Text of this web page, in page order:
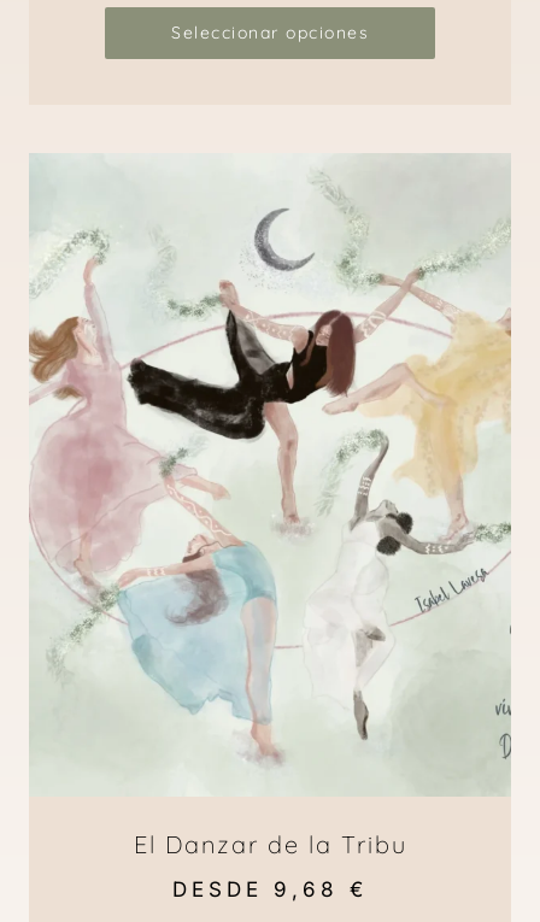
Seleccionar opciones
El Danzar de la Tribu
DESDE 9,68 €